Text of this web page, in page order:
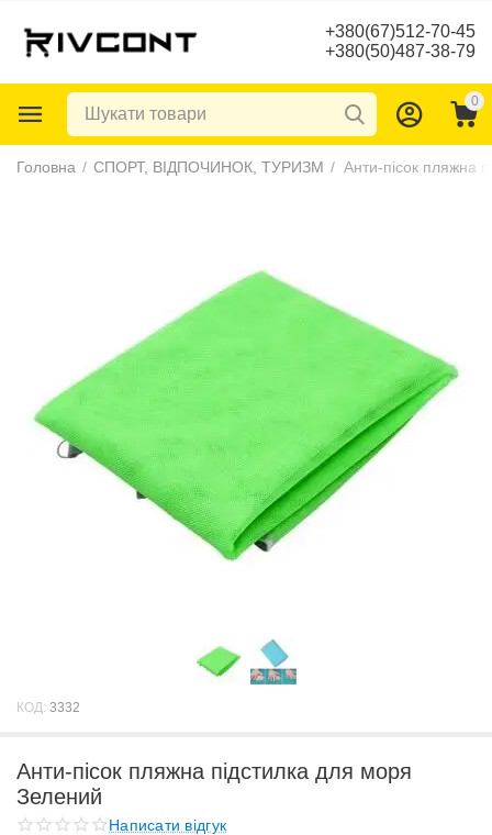
+380(67)512-70-45
+380(50)487-38-79
0
Головна / СПОРТ, ВІДПОЧИНОК, ТУРИЗМ /
КОД: 3332
Анти-пісок пляжна підстилка для моря
Зелений
Написати відгук